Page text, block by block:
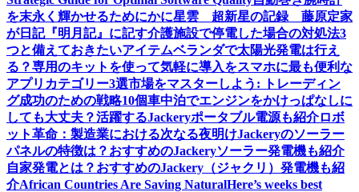
を末永く輝かせるためにかに星雲 超新星の記録 藤原定家
が日記『明月記』に記す介護施設で停電した場合の対処法3
つと備えておきたいアイテムベランダで太陽光発電は行え
る？専用のキットを使って気軽に導入をスマホに最も便利な
アプリカテゴリー3選市場をマスターしよう: トレーディン
グ成功のための戦略10個車中泊でエンジンをかけっぱなしに
しても大丈夫？活躍するJackeryポータブル電源も紹介ロボ
ット革命：製造業における次なる夜明けJackeryのソーラー
パネルの特徴は？おすすめのJackeryソーラー発電機も紹介
自家発電とは？おすすめのJackery（ジャクリ）発電機も紹
介African Countries Are Saving NaturalHere’s weeks best